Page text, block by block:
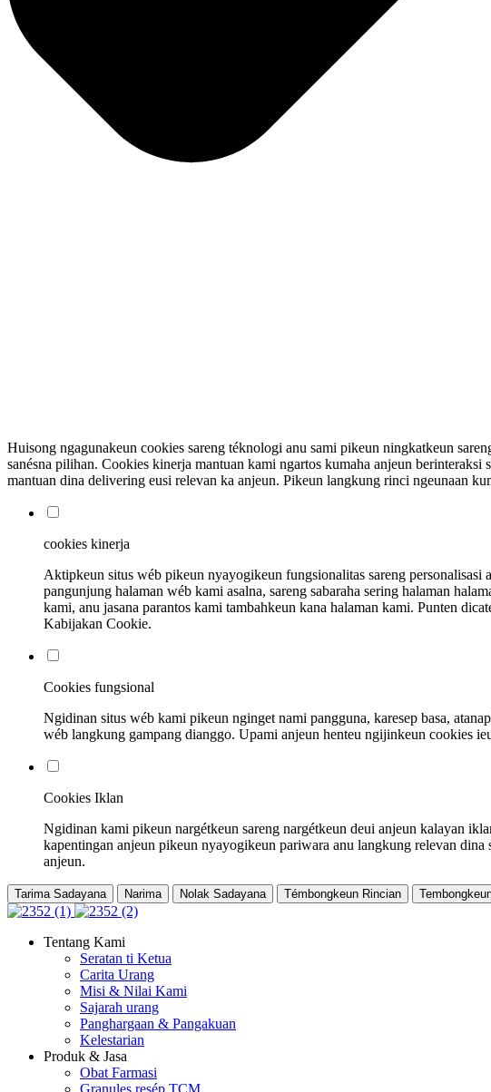
Huisong ngagunakeun cookies sareng téknologi anu sami pikeun ningkatkeun
sanésna pilihan. Cookies kinerja mantuan kami ngartos kumaha anjeun
mantuan dina delivering eusi relevan ka anjeun. Pikeun langkung rinci ngeunaan
cookies kinerja
Aktipkeun situs wéb pikeun nyayogikeun fungsionalitas sareng personalisasi
pangunjung halaman wéb kami asalna, sareng sabaraha sering halaman
kami, anu jasana parantos kami tambahkeun kana halaman kami. Punten
Kabijakan Cookie.
Cookies fungsional
Ngidinan situs wéb kami pikeun nginget nami pangguna, karesep basa,
wéb langkung gampang dianggo. Upami anjeun henteu ngijinkeun cookies
Cookies Iklan
Ngidinan kami pikeun nargétkeun sareng nargétkeun deui anjeun kalayan
kapentingan anjeun pikeun nyayogikeun pariwara anu langkung relevan
anjeun.
Tarima Sadayana Narima Nolak Sadayana Témbongkeun Rincian
Tentang Kami
Seratan ti Ketua
Carita Urang
Misi & Nilai Kami
Sajarah urang
Panghargaan & Pangakuan
Kelestarian
Produk & Jasa
Obat Farmasi
Granules resép TCM